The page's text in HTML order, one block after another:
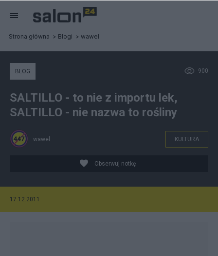
Strona główna Blogi wawel
900
BLOG
SALTILLO - to nie z importu lek,
SALTILLO - nie nazwa to rośliny
wawel KULTURA
Obserwuj notkę
17.12.2011